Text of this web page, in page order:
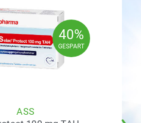
40%
GESPART
40%
GESPART
ASS